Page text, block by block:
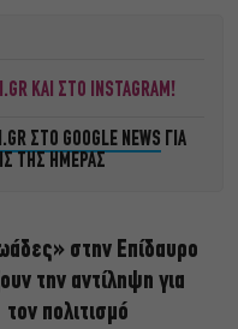
ΚΑΙ ΣΤΟ INSTAGRAM!
ΣΤΟ GOOGLE NEWS ΓΙΑ
ΤΗΣ ΗΜΕΡΑΣ
στην Επίδαυρο
την αντίληψη για
τον πολιτισμό